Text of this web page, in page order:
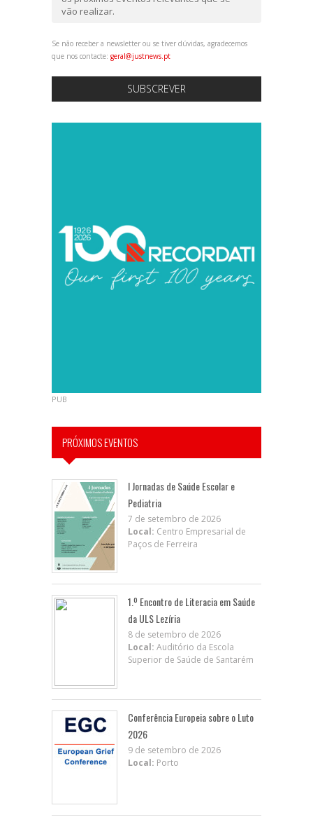
vão realizar.
Se não receber a newsletter ou se tiver dúvidas, agradecemos
que nos contacte: geral@justnews.pt
SUBSCREVER
PUB
PRÓXIMOS EVENTOS
I Jornadas de Saúde Escolar e
Pediatria
7 de setembro de 2026
Local: Centro Empresarial de
Paços de Ferreira
1.º Encontro de Literacia em Saúde
da ULS Lezíria
8 de setembro de 2026
Local: Auditório da Escola
Superior de Saúde de Santarém
Conferência Europeia sobre o Luto
2026
9 de setembro de 2026
Local: Porto